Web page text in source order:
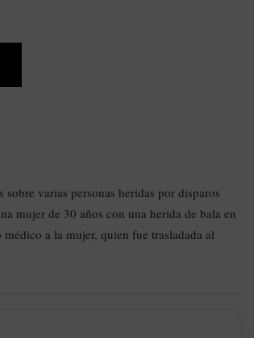
varias personas heridas por disparos
mujer de 30 años con una herida de bala en
a la mujer, quien fue trasladada al